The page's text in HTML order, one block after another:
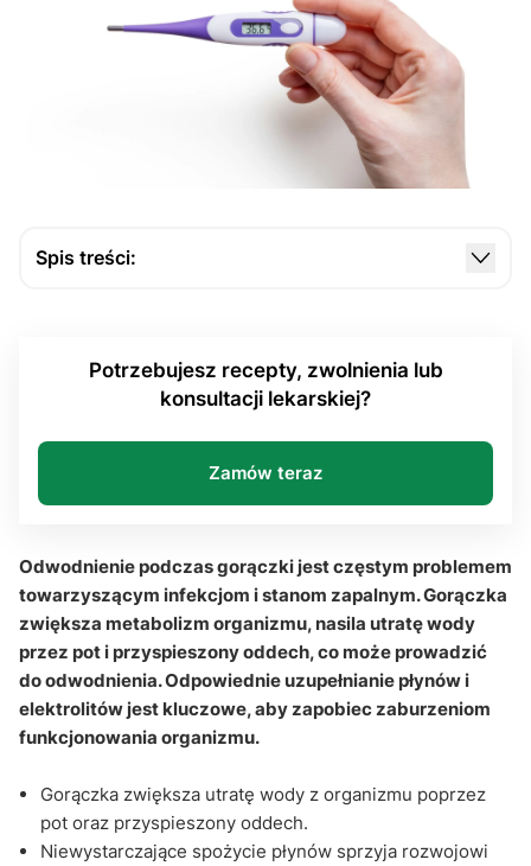
Spis treści:
Jakie objawy mogą wskazywać na odwodnienie
podczas gorączki?
Dlaczego podczas gorączki ważne jest
uzupełnianie elektrolitów?
Kiedy objawy odwodnienia wymagają konsultacji
lekarskiej?
Sekcja pytań i odpowiedzi
Potrzebujesz recepty, zwolnienia lub
konsultacji lekarskiej?
Zamów teraz
Odwodnienie podczas gorączki jest częstym problemem
towarzyszącym infekcjom i stanom zapalnym. Gorączka
zwiększa metabolizm organizmu, nasila utratę wody
przez pot i przyspieszony oddech, co może prowadzić
do odwodnienia. Odpowiednie uzupełnianie płynów i
elektrolitów jest kluczowe, aby zapobiec zaburzeniom
funkcjonowania organizmu.
Gorączka zwiększa utratę wody z organizmu poprzez
pot oraz przyspieszony oddech.
Niewystarczające spożycie płynów sprzyja rozwojowi